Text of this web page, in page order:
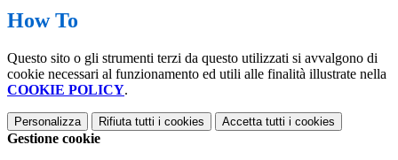
How To
Questo sito o gli strumenti terzi da questo utilizzati si avvalgono di
cookie necessari al funzionamento ed utili alle finalità illustrate nella
COOKIE POLICY.
Personalizza Rifiuta tutti i cookies Accetta tutti i cookies
Gestione cookie